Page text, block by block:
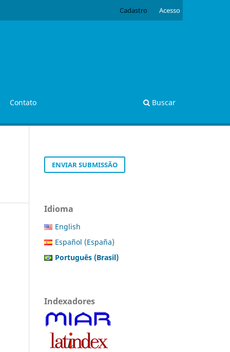
Contato Buscar
Cadastro Acesso
ENVIAR SUBMISSÃO
Idioma
English
Español (España)
Português (Brasil)
Indexadores